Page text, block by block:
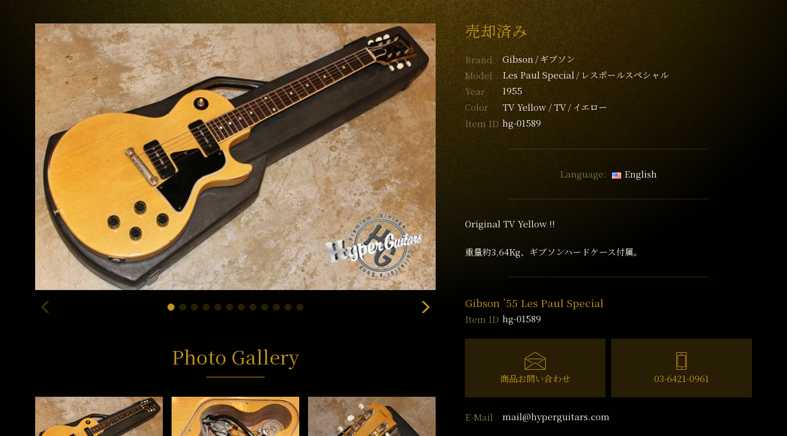
売却済み
Brand Gibson
ギブソン
Model
Les Paul Special
レスポールスペシャル
Year
1955
Color
TV Yellow / TV
イエロー
Item ID hg-01589
Language: English
Original TV Yellow !!
重量約3,64Kg、ギブソンハードケース付属。
Gibson ’55 Les Paul Special
Item ID hg-01589
商品お問い合わせ 03-6421-0961
E-Mail mail@hyperguitars.com
Photo Gallery